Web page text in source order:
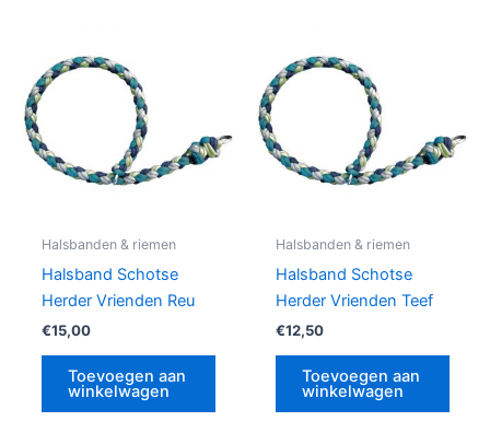
Halsbanden & riemen
Halsband Schotse
Herder Vrienden Reu
€15,00
Toevoegen aan
winkelwagen
Halsbanden & riemen
Halsband Schotse
Herder Vrienden Teef
€12,50
Toevoegen aan
winkelwagen